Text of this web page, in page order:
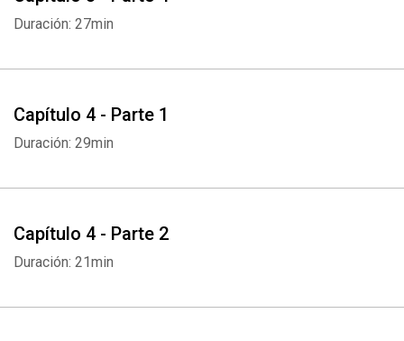
Duración: 27min
Capítulo 4 - Parte 1
Duración: 29min
Capítulo 4 - Parte 2
Duración: 21min